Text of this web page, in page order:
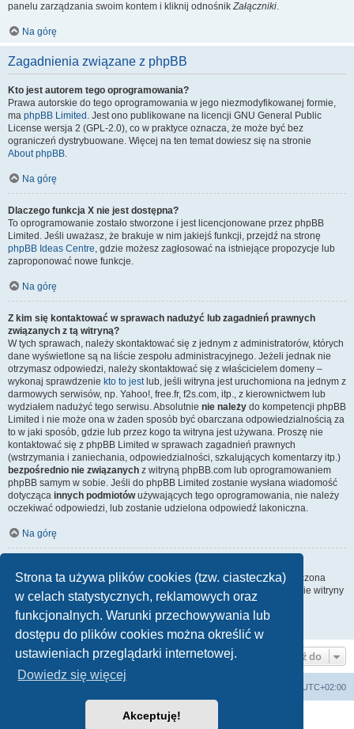
Strona ta używa plików cookies (tzw. ciasteczka)
w celach statystycznych, reklamowych oraz
funkcjonalnych. Warunki przechowywania lub
dostępu do plików cookies można określić w
ustawieniach przeglądarki internetowej.
Dowiedz się więcej
Akceptuję!
panelu zarządzania swoim kontem i kliknij odnośnikZałączniki.
Na górę
Zagadnienia związane z phpBB
Kto jest autorem tego oprogramowania?
Prawa autorskie do tego oprogramowania w jego niezmodyfikowanej formie,
ma phpBB Limited . Jest ono publikowane na licencji GNU General Public
License wersja 2 (GPL-2.0), co w praktyce oznacza, że może być bez
ograniczeń dystrybuowane. Więcej na ten temat dowiesz się na stronie
About phpBB.
Na górę
Dlaczego funkcja X nie jest dostępna?
To oprogramowanie zostało stworzone i jest licencjonowane przez phpBB
Limited. Jeśli uważasz, że brakuje w nim jakiejś funkcji, przejdź na stronę
phpBB Ideas Centre, gdzie możesz zagłosować na istniejące propozycje lub
zaproponować nowe funkcje.
Na górę
Z kim się kontaktować w sprawach nadużyć lub zagadnień prawnych
związanych z tą witryną?
W tych sprawach, należy skontaktować się z jednym z administratorów, których
dane wyświetlone są na liście zespołu administracyjnego. Jeżeli jednak nie
otrzymasz odpowiedzi, należy skontaktować się z właścicielem domeny –
wykonaj sprawdzenie kto to jestlub, jeśli witryna jest uruchomiona na jednym z
darmowych serwisów, np. Yahoo!, free.fr, f2s.com, itp., z kierownictwem lub
wydziałem nadużyć tego serwisu. Absolutnie nie należy do kompetencji phpBB
Limited i nie może ona w żaden sposób być obarczana odpowiedzialnością za
to w jaki sposób, gdzie lub przez kogo ta witryna jest używana. Proszę nie
kontaktować się z phpBB Limited w sprawach zagadnień prawnych
(wstrzymania i zaniechania, odpowiedzialności, szkalujących komentarzy itp.)
bezpośrednio nie związanych z witryną phpBB.com lub oprogramowaniem
phpBB samym w sobie. Jeśli do phpBB Limited zostanie wysłana wiadomość
dotycząca innych podmiotówużywających tego oprogramowania, nie należy
oczekiwać odpowiedzi, lub zostanie udzielona odpowiedź lakoniczna.
Na górę
Wszyscy użytkownicy witryny mogą używać – jeśli funkcja ta jest włączona
przez administratora witryny – formularza „Kontakt z nami”. Członkowie witryny
mogą także używać odnośnika „Zespół administracyjny”.
Na górę
Przejdź do
UTC+02:00
Technologię dostarczaphpBB® Forum Software © phpBB Limited